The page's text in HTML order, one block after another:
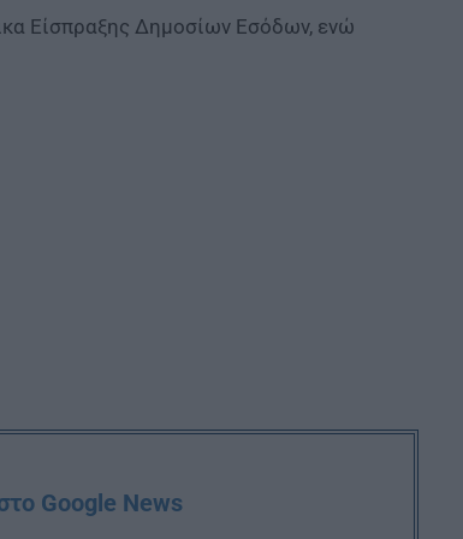
Είσπραξης Δημοσίων Εσόδων, ενώ
Google News